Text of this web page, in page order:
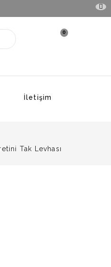
0
İletişim
Tak Levhası